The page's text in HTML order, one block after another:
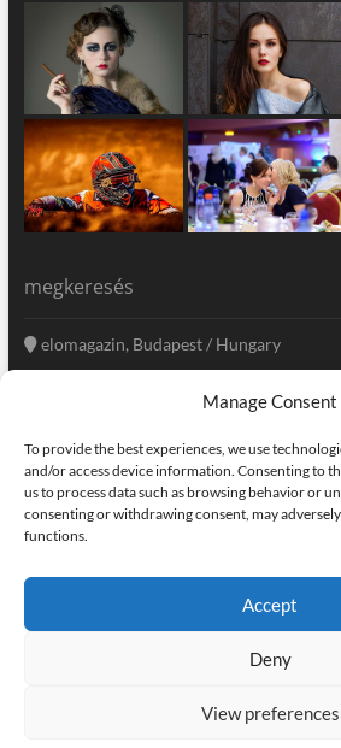
Manage Consent
To provide the best experiences, we use
and/or access device information. Consenting to
us to process data such as browsing behavior or
consenting or withdrawing consent, may
functions.
Accept
Deny
View preferences
megkeresés
elomagazin, Budapest / Hungary
szerkesztoseg@elomagazin.com
elomagazin
home adatvédelem
| © copyright, all right